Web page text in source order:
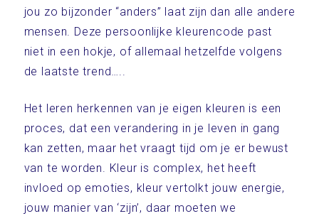
jou zo bijzonder “anders” laat zijn dan alle andere
mensen. Deze persoonlijke kleurencode past
niet in een hokje, of allemaal hetzelfde volgens
de laatste trend…..
Het leren herkennen van je eigen kleuren is een
proces, dat een verandering in je leven in gang
kan zetten, maar het vraagt tijd om je er bewust
van te worden. Kleur is complex, het heeft
invloed op emoties, kleur vertolkt jouw energie,
jouw manier van ‘zijn’, daar moeten we